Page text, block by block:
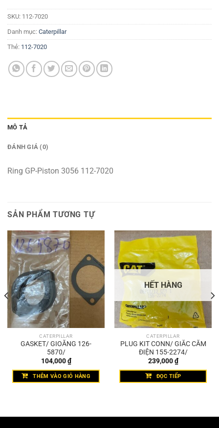
SKU: 112-7020
Danh mục: Caterpillar
Thẻ: 112-7020
MÔ TẢ
ĐÁNH GIÁ (0)
Ring GP-Piston 3056 112-7020
SẢN PHẨM TƯƠNG TỰ
CATERPILLAR
GASKET/ GIOĂNG 126-
5870/
104,000₫
THÊM VÀO GIỎ HÀNG
HẾT HÀNG
CATERPILLAR
PLUG KIT CONN/ GIẮC CẮM
ĐIỆN 155-2274/
239,000₫
ĐỌC TIẾP